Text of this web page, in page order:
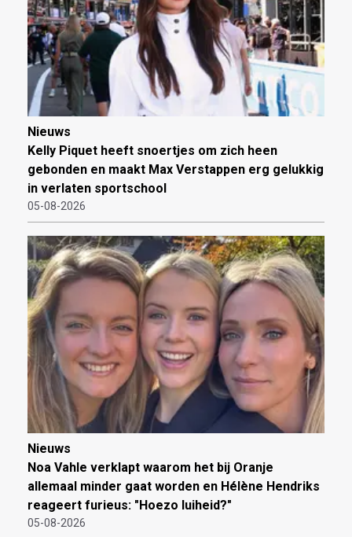
Nieuws
Kelly Piquet heeft snoertjes om zich heen
gebonden en maakt Max Verstappen erg gelukkig
in verlaten sportschool
05-08-2026
Nieuws
Noa Vahle verklapt waarom het bij Oranje
allemaal minder gaat worden en Hélène Hendriks
reageert furieus: "Hoezo luiheid?"
05-08-2026